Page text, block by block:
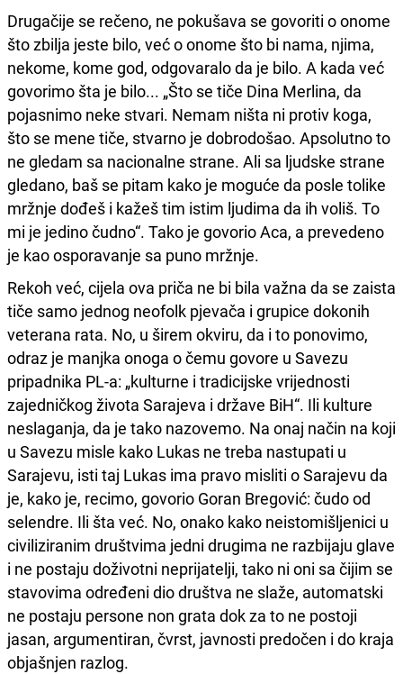
Drugačije se rečeno, ne pokušava se govoriti o onome
što zbilja jeste bilo, već o onome što bi nama, njima,
nekome, kome god, odgovaralo da je bilo. A kada već
govorimo šta je bilo... „Što se tiče Dina Merlina, da
pojasnimo neke stvari. Nemam ništa ni protiv koga,
što se mene tiče, stvarno je dobrodošao. Apsolutno to
ne gledam sa nacionalne strane. Ali sa ljudske strane
gledano, baš se pitam kako je moguće da posle tolike
mržnje dođeš i kažeš tim istim ljudima da ih voliš. To
mi je jedino čudno“. Tako je govorio Aca, a prevedeno
je kao osporavanje sa puno mržnje.
Rekoh već, cijela ova priča ne bi bila važna da se zaista
tiče samo jednog neofolk pjevača i grupice dokonih
veterana rata. No, u širem okviru, da i to ponovimo,
odraz je manjka onoga o čemu govore u Savezu
pripadnika PL-a: „kulturne i tradicijske vrijednosti
zajedničkog života Sarajeva i države BiH“. Ili kulture
neslaganja, da je tako nazovemo. Na onaj način na koji
u Savezu misle kako Lukas ne treba nastupati u
Sarajevu, isti taj Lukas ima pravo misliti o Sarajevu da
je, kako je, recimo, govorio Goran Bregović: čudo od
selendre. Ili šta već. No, onako kako neistomišljenici u
civiliziranim društvima jedni drugima ne razbijaju glave
i ne postaju doživotni neprijatelji, tako ni oni sa čijim se
stavovima određeni dio društva ne slaže, automatski
ne postaju persone non grata dok za to ne postoji
jasan, argumentiran, čvrst, javnosti predočen i do kraja
objašnjen razlog.